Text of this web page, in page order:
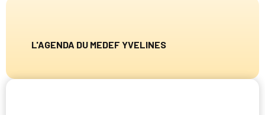
L'AGENDA DU MEDEF YVELINES